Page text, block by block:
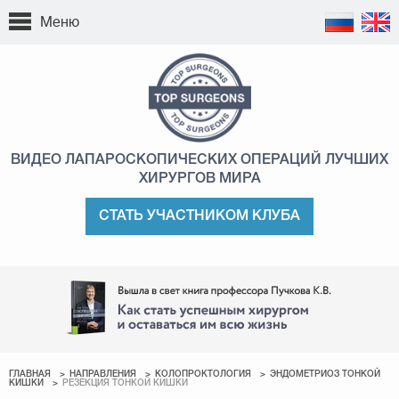
Меню
ВИДЕО ЛАПАРОСКОПИЧЕСКИХ ОПЕРАЦИЙ ЛУЧШИХ
ХИРУРГОВ МИРА
СТАТЬ УЧАСТНИКОМ КЛУБА
ГЛАВНАЯ НАПРАВЛЕНИЯ КОЛОПРОКТОЛОГИЯ
ЭНДОМЕТРИОЗ ТОНКОЙ
КИШКИ
РЕЗЕКЦИЯ ТОНКОЙ КИШКИ